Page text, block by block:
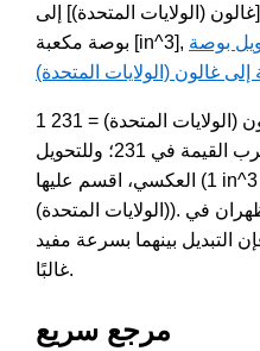
(الولايات المتحدة)] إلى
بوصة
إلى غالون (الولايات المتحدة)
1 غالون (الولايات المتحدة) = 231 in^3. لتحويل غالون (الولايات
المتحدة) إلى بوصة مكعبة، اضرب القيمة في 231؛ وللتحويل
العكسي، اقسم عليها (1 in^3 = 0.004329004329 غالون
(الولايات المتحدة)). تقيس كلتا الوحدتين الحجم وتظهران في
التبديل بينهما بسرعة مفيد
غالبًا.
مرجع سريع